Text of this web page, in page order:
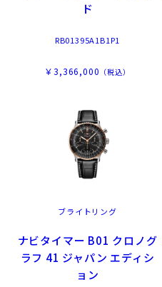
ド
RB01395A1B1P1
￥3,366,000 （税込）
ブライトリング
ナビタイマー B01 クロノグ
ラフ 41 ジャパン エディシ
ョン